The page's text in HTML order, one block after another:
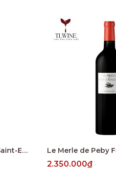
Les Chenes de Macquin Saint-Emilion Grand Cru
2.350.000₫